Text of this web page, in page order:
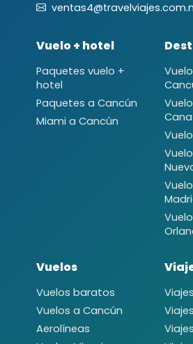
Vuelo + hotel
Paquetes vuelo +
hotel
Paquetes a Cancún
Miami a Cancún
Cana
Vuelos
Vuelos baratos
Vuelos a Cancún
Aerolíneas